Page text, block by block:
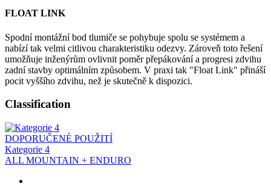
FLOAT LINK
Spodní montážní bod tlumiče se pohybuje spolu se systémem a
nabízí tak velmi citlivou charakteristiku odezvy. Zároveň toto řešení
umožňuje inženýrům ovlivnit poměr přepákování a progresi zdvihu
zadní stavby optimálním způsobem. V praxi tak "Float Link" přináší
pocit vyššího zdvihu, než je skutečně k dispozici.
Classification
DOPORUČENÉ POUŽITÍ
Kategorie 4
ALL MOUNTAIN + ENDURO